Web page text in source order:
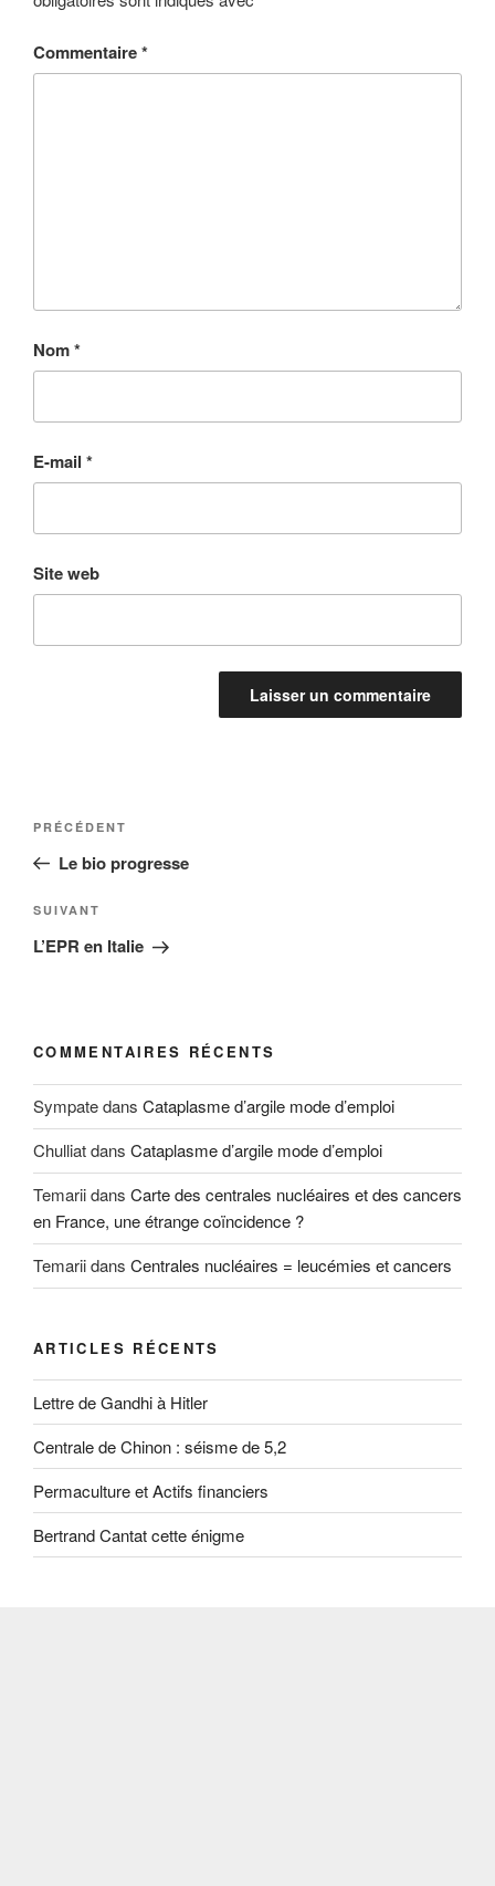
Commentaire*
Nom*
E-mail *
Site web
Navigation
l’article
Article
précédent
PRÉCÉDENT
Le bio progresse
Article
suivant
SUIVANT
L’EPR en Italie
COMMENTAIRES RÉCENTS
Sympatedans Cataplasme d’argile mode d’emploi
Chulliatdans Cataplasme d’argile mode d’emploi
Temariidans Carte des centrales nucléaires et des cancers
en France, une étrange coïncidence ?
Temariidans Centrales nucléaires = leucémies et cancers
ARTICLES RÉCENTS
Lettre de Gandhi à Hitler
Centrale de Chinon : séisme de 5,2
Permaculture et Actifs financiers
Bertrand Cantat cette énigme